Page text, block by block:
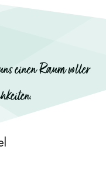
einen Raum voller